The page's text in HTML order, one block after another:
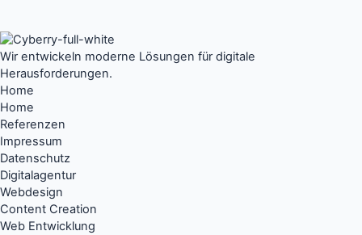
Wir entwickeln moderne Lösungen für digitale
Herausforderungen.
Home
Home
Referenzen
Impressum
Datenschutz
Digitalagentur
Webdesign
Content Creation
Web Entwicklung